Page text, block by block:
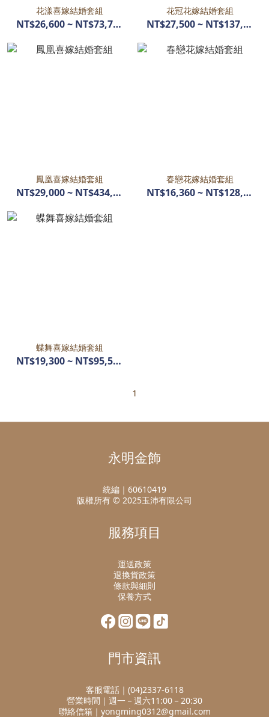
花漾喜嫁結婚套組
NT$26,600 ~ NT$73,740
花冠花嫁結婚套組
NT$27,500 ~ NT$137,280
鳳凰喜嫁結婚套組
NT$29,000 ~ NT$434,400
春戀花嫁結婚套組
NT$16,360 ~ NT$128,910
蝶舞喜嫁結婚套組
NT$19,300 ~ NT$95,540
1
永明金飾
統編｜60610419
版權所有 © 2025玉沛有限公司
服務項目
運送政策
退換貨政策
條款與細則
保養方式
門市資訊
客服電話｜(04)2337-6118
營業時間｜週一－週六11:00－20:30
聯絡信箱｜yongming0312@gmail.com